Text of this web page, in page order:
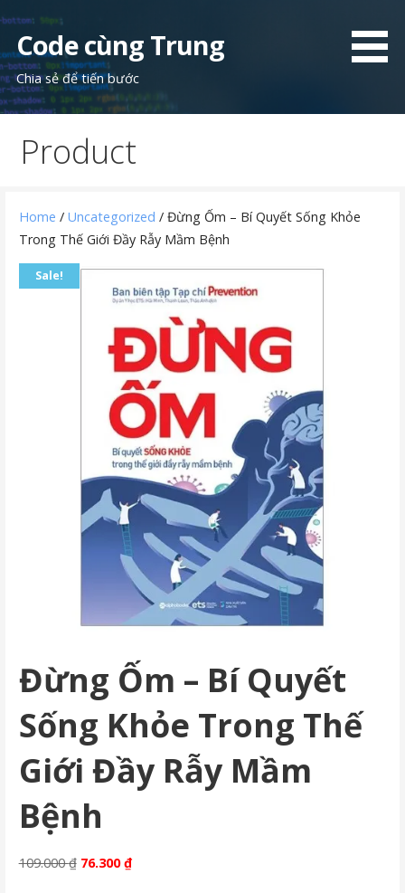
content
Code cùng Trung
Chia sẻ để tiến bước
Product
Home / Uncategorized / Đừng Ốm – Bí Quyết Sống Khỏe
Trong Thế Giới Đầy Rẫy Mầm Bệnh
Sale!
Đừng Ốm – Bí Quyết
Sống Khỏe Trong Thế
Giới Đầy Rẫy Mầm
Bệnh
109.000₫ Original
76.300₫Current